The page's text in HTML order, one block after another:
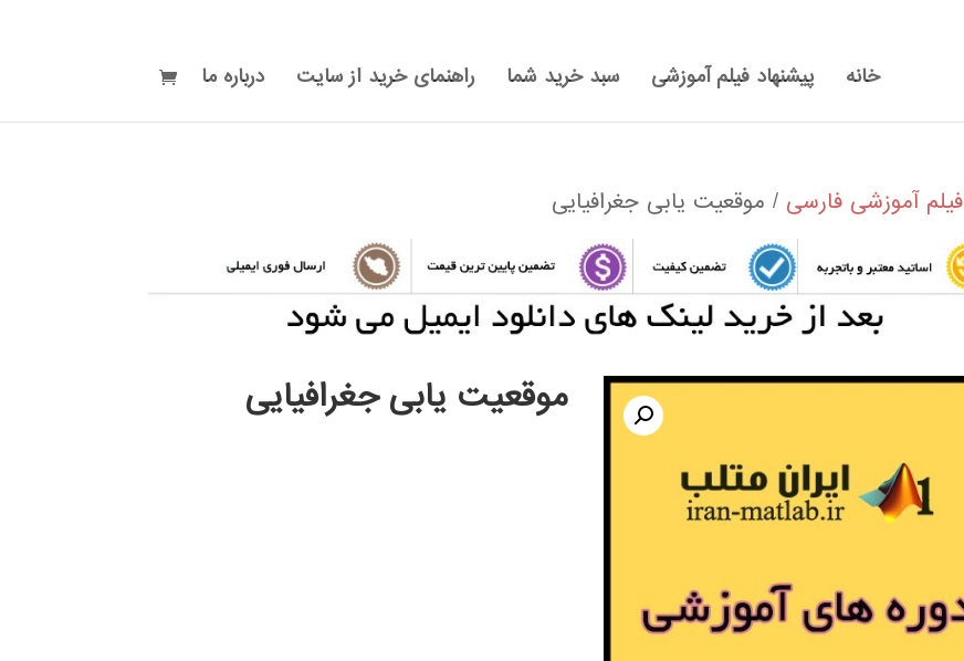
خانه پیشنهاد فیلم آموزشی سبد خرید شما راهنمای خرید از سایت درباره ما
فیلم آموزشی فارسی / موقعیت یابی جغرافیایی
موقعیت یابی جغرافیایی